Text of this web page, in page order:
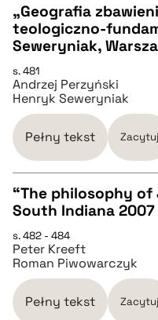
CZYSTY TEKST
pobierz cytat
BIBTEX
„Geografia
teologiczno-
Seweryniak,
s. 481
Andrzej Perzyński
Henryk Seweryniak
Pełny tekst Zacytuj
pobierz cytat
“The philosophy
South Indiana
s. 482 - 484
Peter Kreeft
Roman Piwowarczyk
Pełny tekst Zacytuj